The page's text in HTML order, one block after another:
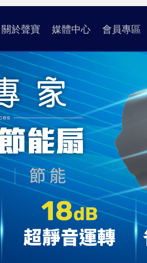
關於聲寶 媒體中心 會員專區